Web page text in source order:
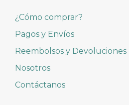
¿Cómo comprar?
Pagos y Envíos
Reembolsos y Devoluciones
Nosotros
Contáctanos